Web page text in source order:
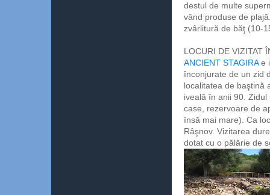
destul de multe
vând produse de
zvârlitură de băţ (10-
LOCURI DE VIZITAT
ANCIENT STAGIRAe
înconjurate de un zid
localitatea de baştină
iveală în anii 90.
case, rezervoare de
însă mai mare). Ca
Râşnov. Vizitarea
dotat cu o pălărie de